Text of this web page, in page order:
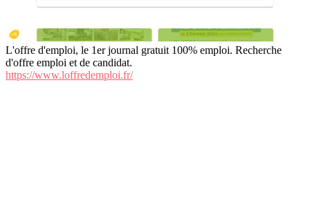
L'offre d'emploi, le 1er journal gratuit 100% emploi. Recherche
d'offre emploi et de candidat.
https://www.loffredemploi.fr/